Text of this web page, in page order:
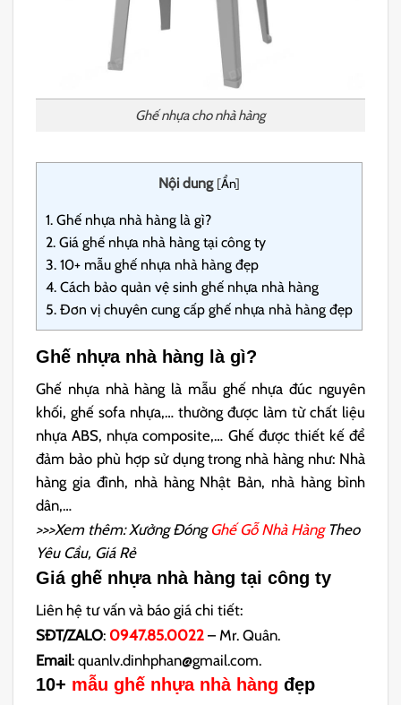
Ghế nhựa cho nhà hàng
Nội dung [Ẩn]
1. Ghế nhựa nhà hàng là gì?
2. Giá ghế nhựa nhà hàng tại công ty
3. 10+ mẫu ghế nhựa nhà hàng đẹp
4. Cách bảo quản vệ sinh ghế nhựa nhà hàng
5. Đơn vị chuyên cung cấp ghế nhựa nhà hàng đẹp
Ghế nhựa nhà hàng là gì?
Ghế nhựa nhà hàng là mẫu ghế nhựa đúc nguyên
khối, ghế sofa nhựa,… thường được làm từ chất liệu
nhựa ABS, nhựa composite,… Ghế được thiết kế để
đảm bảo phù hợp sử dụng trong nhà hàng như: Nhà
hàng gia đình, nhà hàng Nhật Bản, nhà hàng bình
dân,…
>>>Xem thêm: Xưởng Đóng Ghế Gỗ Nhà Hàng Theo
Yêu Cầu, Giá Rẻ
Giá ghế nhựa nhà hàng tại công ty
Liên hệ tư vấn và báo giá chi tiết:
SĐT/ZALO: 0947.85.0022 – Mr. Quân.
Email: quanlv.dinhphan@gmail.com.
10+ mẫu ghế nhựa nhà hàng đẹp